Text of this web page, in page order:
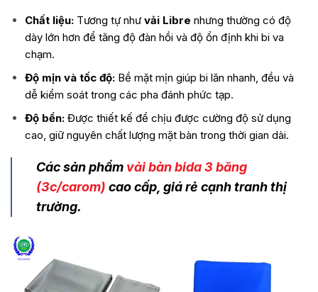
Chất liệu:Tương tự nhưvải Libre nhưng thường có độ
dày lớn hơn để tăng độ đàn hồi và độ ổn định khi bi va
chạm.
Độ mịn và tốc độ: Bề mặt mịn giúp bi lăn nhanh, đều và
dễ kiểm soát trong các pha đánh phức tạp.
Độ bền: Được thiết kế để chịu được cường độ sử dụng
cao, giữ nguyên chất lượng mặt bàn trong thời gian dài.
Các sản phẩm vải bàn bida 3 băng
(3c/carom) cao cấp, giá rẻ cạnh tranh thị
trường.